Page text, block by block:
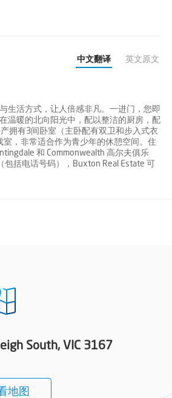
中文翻译 英文原文
生活方式，让人倍感非凡。一进门，您即
温暖的北向阳光中，配以整洁的厨房，配
拥有3间卧室（主卧配有双卫和步入式衣
，非常适合作为青少年的休憩空间。住
和 Commonwealth 高尔夫俱乐
括电话号码），Buxton Real Estate 可
South, VIC 3167
地图